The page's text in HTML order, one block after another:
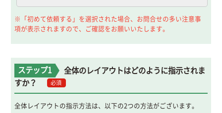
※「初めて依頼する」を選択された場合、お問合せの多い注意事
項が表示されますので、ご確認をお願いいたします。
ステップ1
全体のレイアウトはどのように指示されま
すか？
必須
全体レイアウトの指示方法は、以下の2つの方法がございます。